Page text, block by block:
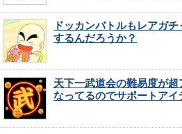
ドッカンバトルもレアガ
するんだろうか？
天下一武道会の難易度が
なってるのでサポートアイ